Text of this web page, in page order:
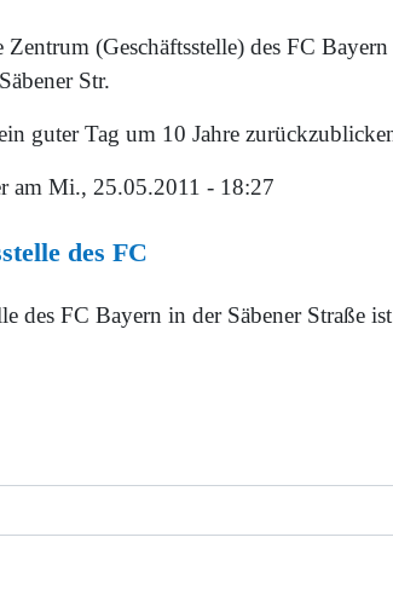
Zentrum (Geschäftsstelle) des FC Bayern
Str.
guter Tag um 10 Jahre
am Mi., 25.05.2011 - 18:27
des FC
des FC Bayern in der Säbener Straße ist